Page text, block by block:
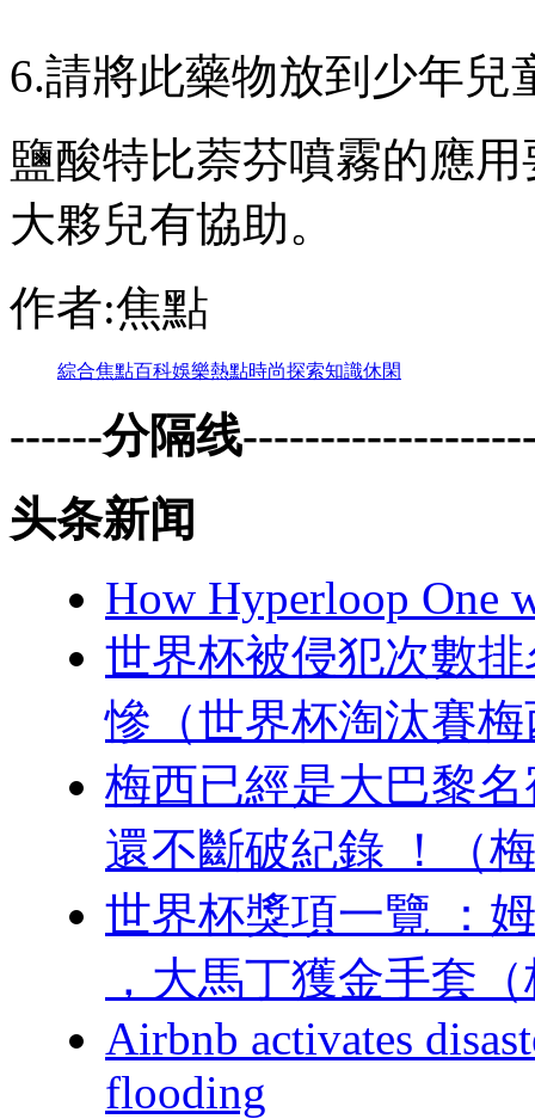
6.請將此藥物放到少年兒童
鹽酸特比萘芬噴霧的應用
大夥兒有協助  。
作者:焦點
綜合焦點百科娛樂熱點時尚探索知識休閑
------分隔线
头条新闻
How Hyperloop One
世界杯被侵犯次數排名
慘（世界杯淘汰賽
梅西已經是大巴黎名宿
還不斷破紀錄 ！
世界杯獎項一覽
，大馬丁獲金手
Airbnb activates
flooding